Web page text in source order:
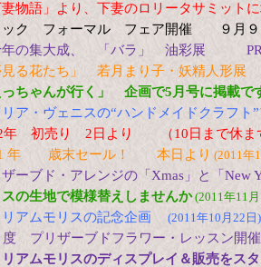
妻物語」より、下妻のロリータサミッ
ック フォーマル フェア開催 ９月９
年の集大成、 「バラ」 油彩展
見る花たち」 若月まり子・妖精人形展
っちゃんが行く」 企画で5月号に掲載で
リア・ヴェニスの“ハンドメイドクラフ
年 初売り 2日より （10日まで休ま
年 歳末セール！ 本日より (2011年
ーブド・アレンジの「Xmas」と「New
の生地で模様替えしませんか(2011年11
リアムモリスの記念企画 (2011年10月22日)
度 プリザーブドフラワー・レッスン
リアムモリスのディスプレイ＆販売をス